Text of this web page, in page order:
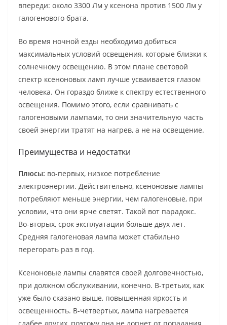
впереди: около 3300 Лм у ксенона против 1500 Лм у
галогенового брата.
Во время ночной езды необходимо добиться
максимальных условий освещения, которые близки к
солнечному освещению. В этом плане световой
спектр ксеноновых ламп лучше усваивается глазом
человека. Он гораздо ближе к спектру естественного
освещения. Помимо этого, если сравнивать с
галогеновыми лампами, то они значительную часть
своей энергии тратят на нагрев, а не на освещение.
Преимущества и недостатки
Плюсы: во-первых, низкое потребление
электроэнергии. Действительно, ксеноновые лампы
потребляют меньше энергии, чем галогеновые, при
условии, что они ярче светят. Такой вот парадокс.
Во-вторых, срок эксплуатации больше двух лет.
Средняя галогеновая лампа может стабильно
перегорать раз в год.
Ксеноновые лампы славятся своей долговечностью,
при должном обслуживании, конечно. В-третьих, как
уже было сказано выше, повышенная яркость и
освещенность. В-четвертых, лампа нагревается